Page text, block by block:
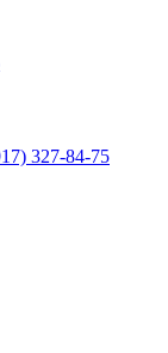
327-84-75